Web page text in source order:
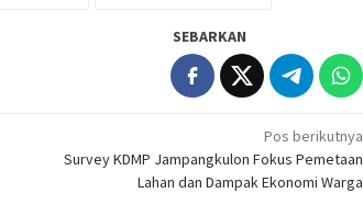
SEBARKAN
Pos berikutnya
Survey KDMP Jampangkulon Fokus Pemetaan
Lahan dan Dampak Ekonomi Warga